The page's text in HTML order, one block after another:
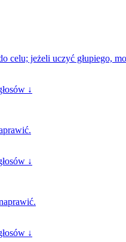
celu; jeżeli uczyć głupiego,
↓
↓
↓